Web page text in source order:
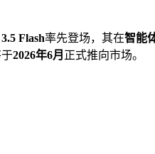
Flash率先登场，其在智能
2026年6月 正式推向市场。